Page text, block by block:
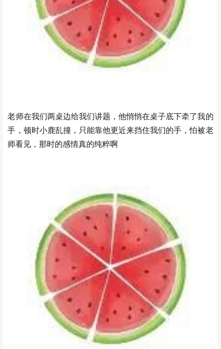
老师在我们两桌边给我们讲题，他悄悄在桌子底下牵了我的
手，顿时小鹿乱撞，只能靠他更近来挡住我们的手，怕被老
师看见，那时的感情真的纯粹啊